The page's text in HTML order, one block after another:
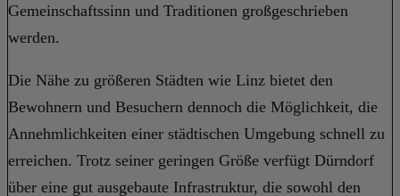
Gemeinschaftssinn und Traditionen großgeschrieben
werden.
Die Nähe zu größeren Städten wie Linz bietet den
Bewohnern und Besuchern dennoch die Möglichkeit, die
Annehmlichkeiten einer städtischen Umgebung schnell zu
erreichen. Trotz seiner geringen Größe verfügt Dürndorf
über eine gut ausgebaute Infrastruktur, die sowohl den